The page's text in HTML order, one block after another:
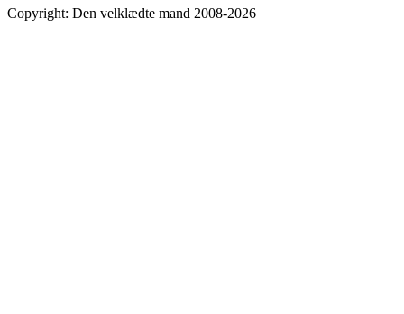
Copyright: Den velklædte mand 2008-2026